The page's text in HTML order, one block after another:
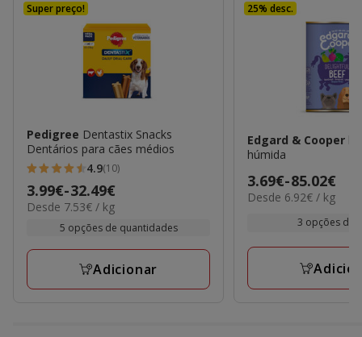
Super preço!
Pedigree Dentastix Snacks
Dentários para cães médios
4.9
estrelas
com
avaliações
4.9(10)
Preço
de
a
3.99€-32.49€
7.53€
Desde 7.53€ / kg
5 opções de quantidades
Adicionar
25% desc.
Edgard & Cooper
húmida
Preço
de
85.02€
3.69€-85.02€
6.92€
Desde 6.92€ / kg
3 opções de